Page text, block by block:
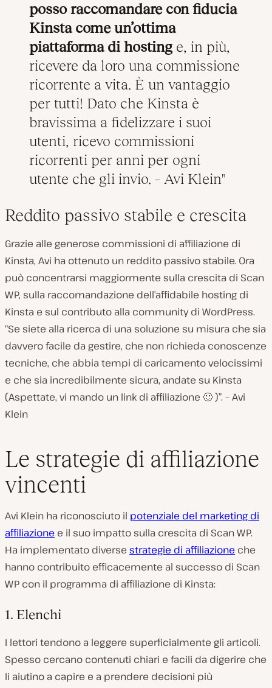
posso raccomandare con fiducia
Kinsta come un’ottima
piattaforma di hosting e, in più,
ricevere da loro una commissione
ricorrente a vita. È un vantaggio
per tutti! Dato che Kinsta è
bravissima a fidelizzare i suoi
utenti, ricevo commissioni
ricorrenti per anni per ogni
utente che gli invio. – Avi Klein
Reddito passivo stabile e crescita
Grazie alle generose commissioni di affiliazione di
Kinsta, Avi ha ottenuto un reddito passivo stabile. Ora
può concentrarsi maggiormente sulla crescita di Scan
WP, sulla raccomandazione dell’affidabile hosting di
Kinsta e sul contributo alla community di WordPress.
“Se siete alla ricerca di una soluzione su misura che sia
davvero facile da gestire, che non richieda conoscenze
tecniche, che abbia tempi di caricamento velocissimi
e che sia incredibilmente sicura, andate su Kinsta
(Aspettate, vi mando un link di affiliazione 🙂 )”. – Avi
Klein
Le strategie di affiliazione
vincenti
Avi Klein ha riconosciuto il potenziale del marketing di
affiliazione e il suo impatto sulla crescita di Scan WP.
Ha implementato diverse strategie di affiliazione che
hanno contribuito efficacemente al successo di Scan
WP con il programma di affiliazione di Kinsta:
1. Elenchi
I lettori tendono a leggere superficialmente gli articoli.
Spesso cercano contenuti chiari e facili da digerire che
li aiutino a capire e a prendere decisioni più